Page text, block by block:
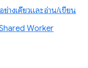
างเดียวและอ่าน/เขียน
Worker